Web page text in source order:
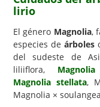
Animales
Hongos
Carencias
Flores y Plantas
lirio
El género Magnolia,
especies de árboles
del sudeste de
liliiflora,
Magnolia stellata,
Magnolia ×